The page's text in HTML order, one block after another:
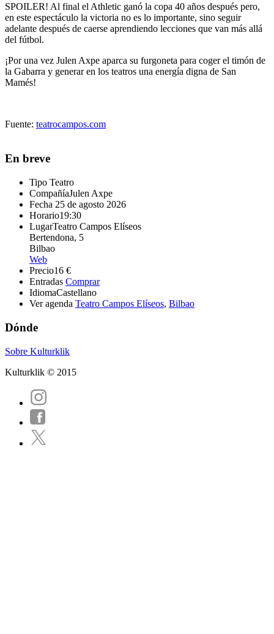
SPOILER! Al final el Athletic ganó la copa 40 años después pero,
en este espectáculo la victoria no es lo importante, sino seguir
adelante después de caerse aprendiendo lecciones que van más allá
del fútbol.
¡Por una vez Julen Axpe aparca su furgoneta para coger el timón de
la Gabarra y generar en los teatros una energía digna de San
Mamés!
Fuente: teatrocampos.com
En breve
Tipo Teatro
CompañíaJulen Axpe
Fecha 25 de agosto 2026
Horario19:30
LugarTeatro Campos Elíseos
Bertendona, 5
Bilbao
Web
Precio16 €
Entradas Comprar
IdiomaCastellano
Ver agenda Teatro Campos Elíseos, Bilbao
Dónde
Sobre Kulturklik
Kulturklik © 2015